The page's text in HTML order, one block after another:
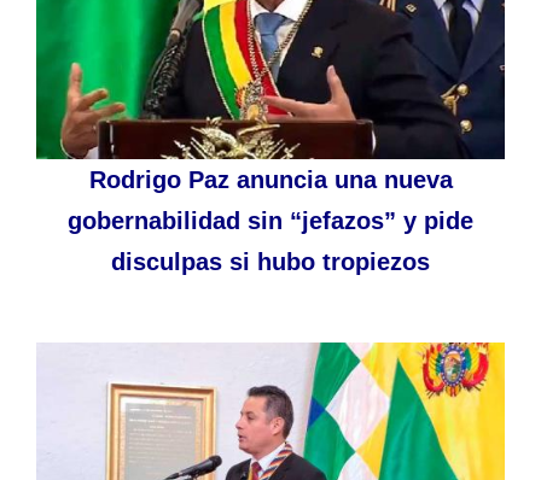
Rodrigo Paz anuncia una nueva
gobernabilidad sin “jefazos” y pide
disculpas si hubo tropiezos